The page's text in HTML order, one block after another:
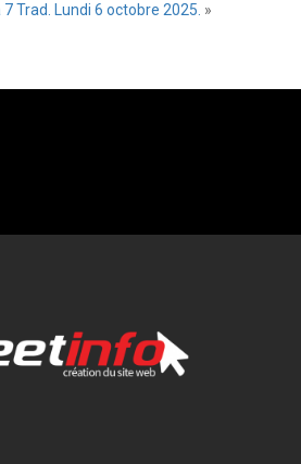
7 Trad. Lundi 6 octobre 2025. »